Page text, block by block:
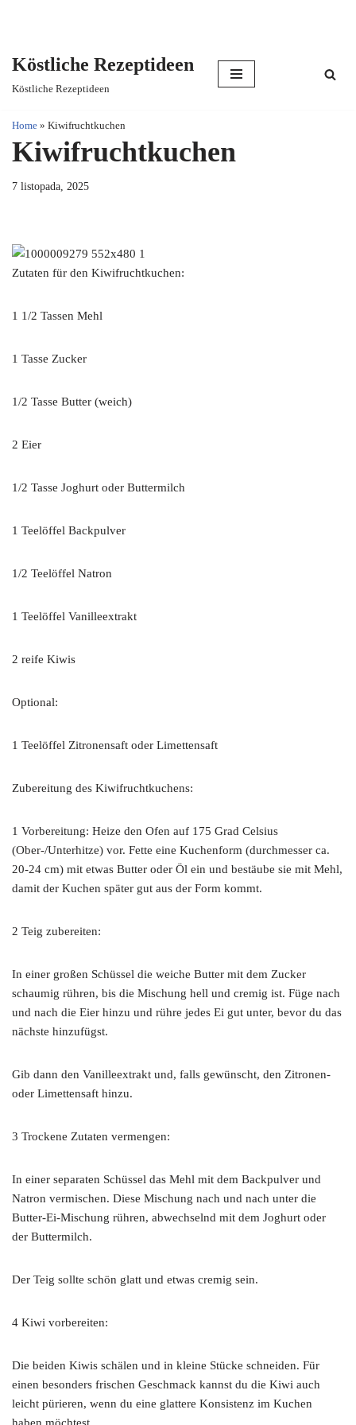
content
Köstliche Rezeptideen
Köstliche Rezeptideen
Home » Kiwifruchtkuchen
Kiwifruchtkuchen
7 listopada, 2025
Zutaten für den Kiwifruchtkuchen:
1 1/2 Tassen Mehl
1 Tasse Zucker
1/2 Tasse Butter (weich)
2 Eier
1/2 Tasse Joghurt oder Buttermilch
1 Teelöffel Backpulver
1/2 Teelöffel Natron
1 Teelöffel Vanilleextrakt
2 reife Kiwis
Optional:
1 Teelöffel Zitronensaft oder Limettensaft
Zubereitung des Kiwifruchtkuchens:
1 Vorbereitung: Heize den Ofen auf 175 Grad Celsius
(Ober-/Unterhitze) vor. Fette eine Kuchenform (durchmesser ca.
20-24 cm) mit etwas Butter oder Öl ein und bestäube sie mit Mehl,
damit der Kuchen später gut aus der Form kommt.
2 Teig zubereiten:
In einer großen Schüssel die weiche Butter mit dem Zucker
schaumig rühren, bis die Mischung hell und cremig ist. Füge nach
und nach die Eier hinzu und rühre jedes Ei gut unter, bevor du das
nächste hinzufügst.
Gib dann den Vanilleextrakt und, falls gewünscht, den Zitronen-
oder Limettensaft hinzu.
3 Trockene Zutaten vermengen:
In einer separaten Schüssel das Mehl mit dem Backpulver und
Natron vermischen. Diese Mischung nach und nach unter die
Butter-Ei-Mischung rühren, abwechselnd mit dem Joghurt oder
der Buttermilch.
Der Teig sollte schön glatt und etwas cremig sein.
4 Kiwi vorbereiten:
Die beiden Kiwis schälen und in kleine Stücke schneiden. Für
einen besonders frischen Geschmack kannst du die Kiwi auch
leicht pürieren, wenn du eine glattere Konsistenz im Kuchen